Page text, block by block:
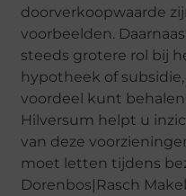
doorverkoopwaarde
voorbeelden.
steeds grotere rol bij
hypotheek of
voordeel kunt
Hilversum helpt u
van deze
moet letten tijdens
Dorenbos|Rasch